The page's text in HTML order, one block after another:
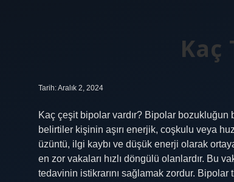
Kaç
Tarih: Aralık 2, 2024
Kaç çeşit bipolar vardır? Bipolar
belirtiler kişinin aşırı enerjik, coşkulu veya
üzüntü, ilgi kaybı ve düşük enerji olarak
en zor vakaları hızlı döngülü olanlardır. Bu
tedavinin istikrarını sağlamak zordur.